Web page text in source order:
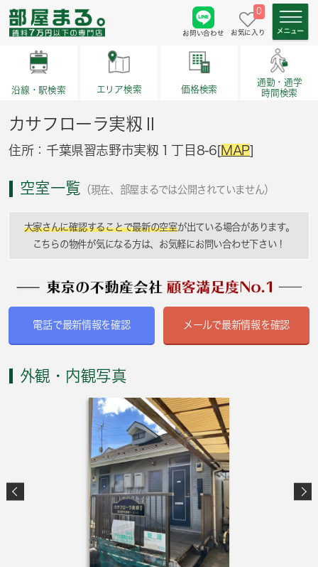
お問い合わせ
0
お気に入り
沿線・駅検索 エリア検索 価格検索
通勤・通学
時間検索
カサフローラ実籾Ⅱ
住所：千葉県習志野市実籾１丁目8-6[MAP]
空室一覧 （現在、部屋まるでは公開されていません）
大家さんに確認することで最新の空室が出ている場合があります。
こちらの物件が気になる方は、お気軽にお問い合わせ下さい！
電話で最新情報を確認 メールで最新情報を確認
外観・内観写真